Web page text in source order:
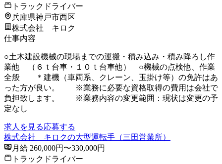
トラックドライバー
兵庫県神戸市西区
株式会社 キロク
仕事内容
○土木建設機械の現場までの運搬・積み込み・積み降ろし作
業他 （６ｔ台車・１０ｔ台車他） ○機械の点検他、作業
全般 ＊建機（車両系、クレーン、玉掛け等）の免許はあ
った方が良い。 ※業務に必要な資格取得の費用は会社で
負担致します。 ※業務内容の変更範囲：現状は変更の予
定なし
求人を見る応募する
株式会社 キロクの大型運転手（三田営業所）
月給 260,000円〜330,000円
トラックドライバー